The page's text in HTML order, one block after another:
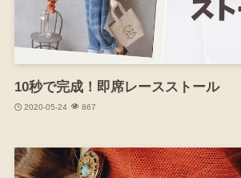
10秒で完成！即席レースストール
2020-05-24 867